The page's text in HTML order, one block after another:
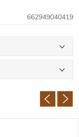
eszköz nélkül képesek
Sharp gyárt
Work Sharp terméket
és hatékony
és számos
662949040419